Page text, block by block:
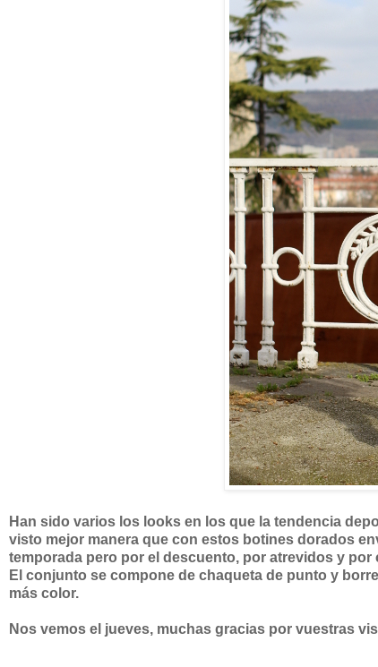
Han sido varios los looks en los que la tendencia
visto mejor manera que con estos botines dorados
temporada pero por el descuento, por atrevidos y por
El conjunto se compone de chaqueta de punto y
más color.
Nos vemos el jueves, muchas gracias por vuestras